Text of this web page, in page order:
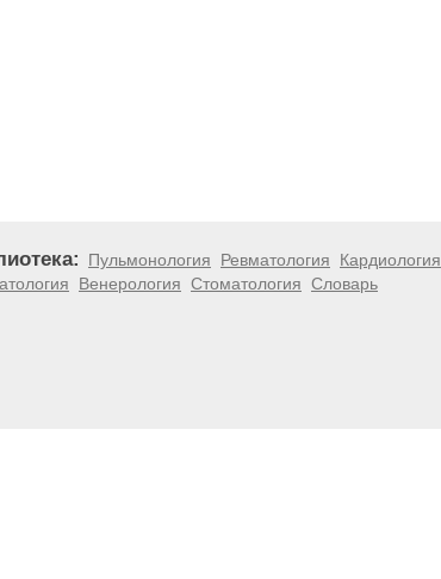
Пульмонология Ревматология Кардиология
Венерология Стоматология Словарь